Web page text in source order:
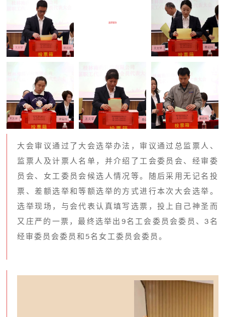
选举现场
大会审议通过了大会选举办法，审议通过总监票人、
监票人及计票人名单，并介绍了工会委员会、经审委
员会、女工委员会候选人情况等。随后采用无记名投
票、差额选举和等额选举的方式进行本次大会选举。
选举现场，与会代表认真填写选票，投上自己神圣而
又庄严的一票，最终选举出9名工会委员会委员、3名
经审委员会委员和5名女工委员会委员。